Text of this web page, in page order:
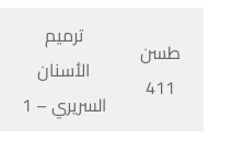
طسن
411
ترميم
الأسنان
السريري – 1